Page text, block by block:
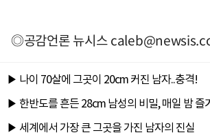
◎공감언론 뉴시스